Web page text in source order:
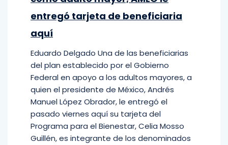
entregó tarjeta de beneficiaria
aquí
Eduardo Delgado Una de las beneficiarias
del plan establecido por el Gobierno
Federal en apoyo a los adultos mayores, a
quien el presidente de México, Andrés
Manuel López Obrador, le entregó el
pasado viernes aquí su tarjeta del
Programa para el Bienestar, Celia Mosso
Guillén, es integrante de los denominados